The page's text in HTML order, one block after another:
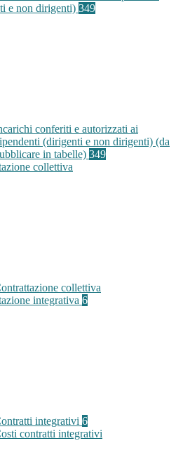
e non dirigenti) 349
conferiti e autorizzati ai
(dirigenti e non dirigenti) (da
in tabelle) 349
collettiva
collettiva
integrativa 6
integrativi 6
contratti integrativi